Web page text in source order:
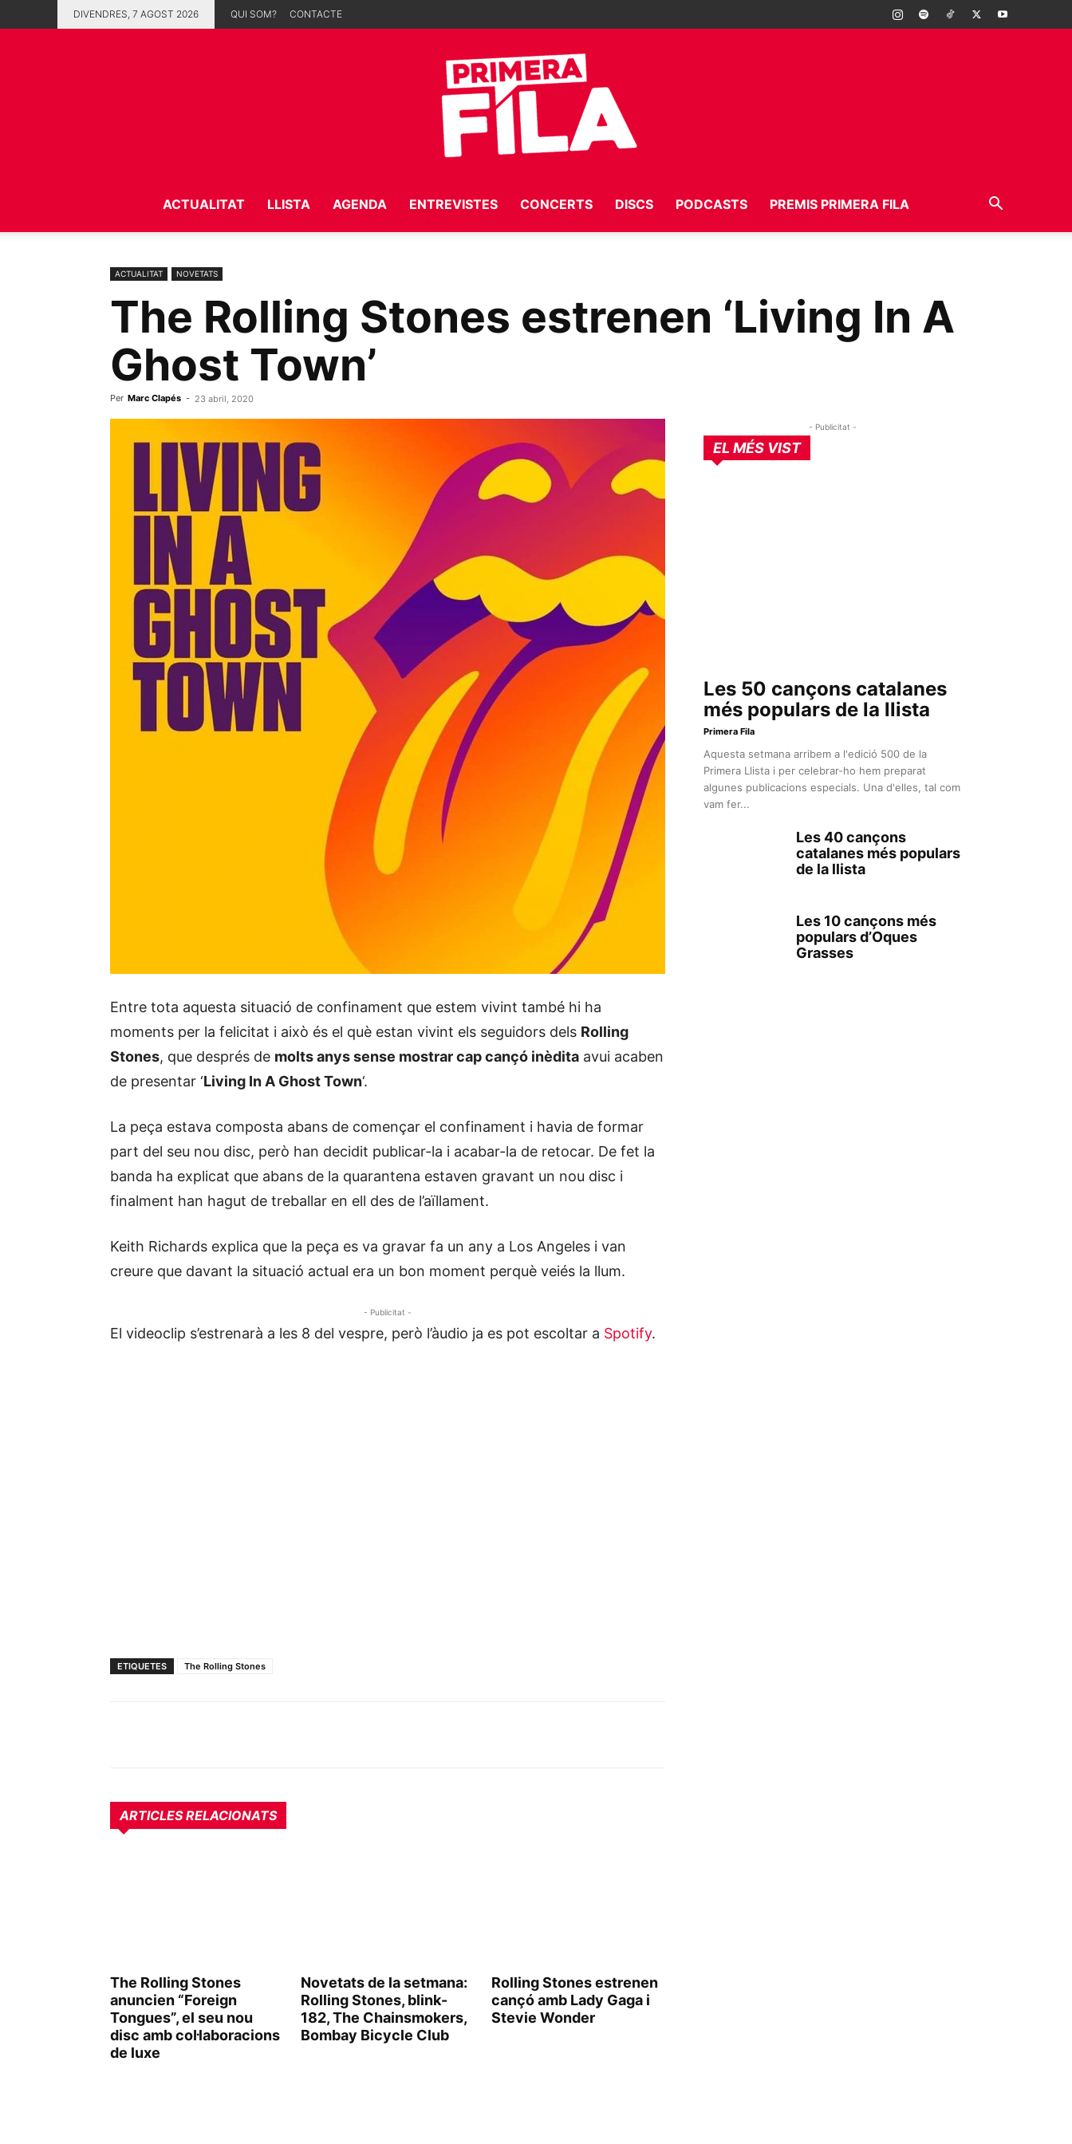
DIVENDRES, 7 AGOST 2026 QUI SOM? CONTACTE
Fila
ACTUALITAT LLISTA AGENDA ENTREVISTES CONCERTS DISCS PODCASTS PREMIS PRIMERA FILA
ACTUALITAT NOVETATS
The Rolling Stones estrenen ‘Living In A
Ghost Town’
Per Marc Clapés - 23 abril, 2020
Entre tota aquesta situació de confinament que estem vivint també hi ha
moments per la felicitat i això és el què estan vivint els seguidors dels Rolling
Stones, que després de molts anys sense mostrar cap cançó inèdita avui acaben
de presentar ‘Living In A Ghost Town‘.
La peça estava composta abans de començar el confinament i havia de formar
part del seu nou disc, però han decidit publicar-la i acabar-la de retocar. De fet la
banda ha explicat que abans de la quarantena estaven gravant un nou disc i
finalment han hagut de treballar en ell des de l’aïllament.
Keith Richards explica que la peça es va gravar fa un any a Los Angeles i van
creure que davant la situació actual era un bon moment perquè veiés la llum.
- Publicitat -
El videoclip s’estrenarà a les 8 del vespre, però l’àudio ja es pot escoltar a Spotify.
ETIQUETES The Rolling Stones
ARTICLES RELACIONATS
The Rolling Stones
anuncien “Foreign
Tongues”, el seu nou
disc amb col·laboracions
de luxe
Novetats de la setmana:
Rolling Stones, blink-
182, The Chainsmokers,
Bombay Bicycle Club
Rolling Stones estrenen
cançó amb Lady Gaga i
Stevie Wonder
- Publicitat -
EL MÉS VIST
Les 50 cançons catalanes
més populars de la llista
Primera Fila
Aquesta setmana arribem a l'edició 500 de la
Primera Llista i per celebrar-ho hem preparat
algunes publicacions especials. Una d'elles, tal com
vam fer...
Les 40 cançons
catalanes més populars
de la llista
Les 10 cançons més
populars d’Oques
Grasses